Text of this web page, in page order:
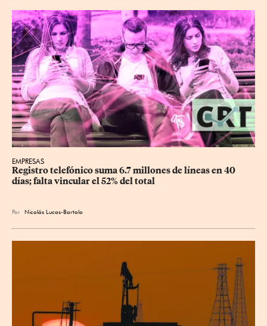
EMPRESAS
Registro telefónico suma 6.7 millones de líneas en 40
días; falta vincular el 52% del total
Por Nicolás Lucas-Bartolo